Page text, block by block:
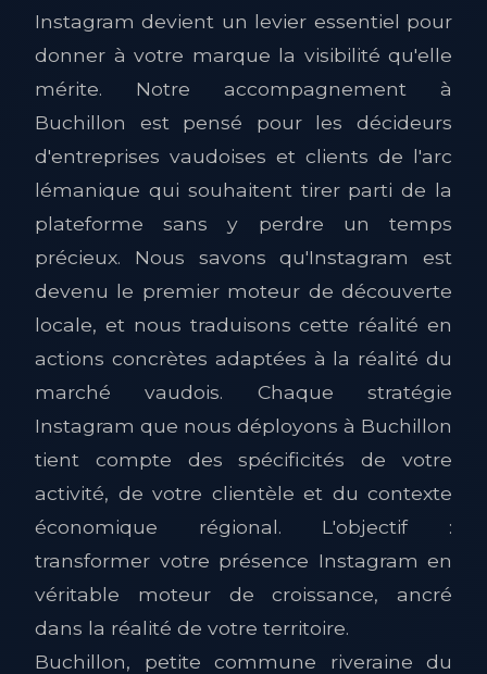
Instagram devient un levier essentiel pour
donner à votre marque la visibilité qu'elle
mérite. Notre accompagnement à
Buchillon est pensé pour les décideurs
d'entreprises vaudoises et clients de l'arc
lémanique qui souhaitent tirer parti de la
plateforme sans y perdre un temps
précieux. Nous savons qu'Instagram est
devenu le premier moteur de découverte
locale, et nous traduisons cette réalité en
actions concrètes adaptées à la réalité du
marché vaudois. Chaque stratégie
Instagram que nous déployons à Buchillon
tient compte des spécificités de votre
activité, de votre clientèle et du contexte
économique régional. L'objectif :
transformer votre présence Instagram en
véritable moteur de croissance, ancré
dans la réalité de votre territoire.
Buchillon, petite commune riveraine du